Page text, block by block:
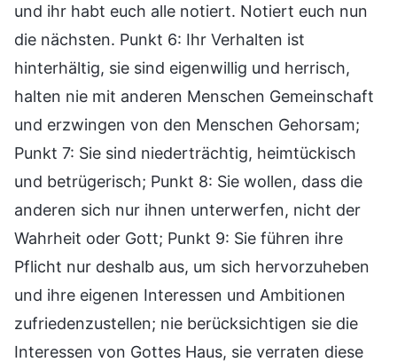
und ihr habt euch alle notiert. Notiert euch nun
die nächsten. Punkt 6: Ihr Verhalten ist
hinterhältig, sie sind eigenwillig und herrisch,
halten nie mit anderen Menschen Gemeinschaft
und erzwingen von den Menschen Gehorsam;
Punkt 7: Sie sind niederträchtig, heimtückisch
und betrügerisch; Punkt 8: Sie wollen, dass die
anderen sich nur ihnen unterwerfen, nicht der
Wahrheit oder Gott; Punkt 9: Sie führen ihre
Pflicht nur deshalb aus, um sich hervorzuheben
und ihre eigenen Interessen und Ambitionen
zufriedenzustellen; nie berücksichtigen sie die
Interessen von Gottes Haus, sie verraten diese